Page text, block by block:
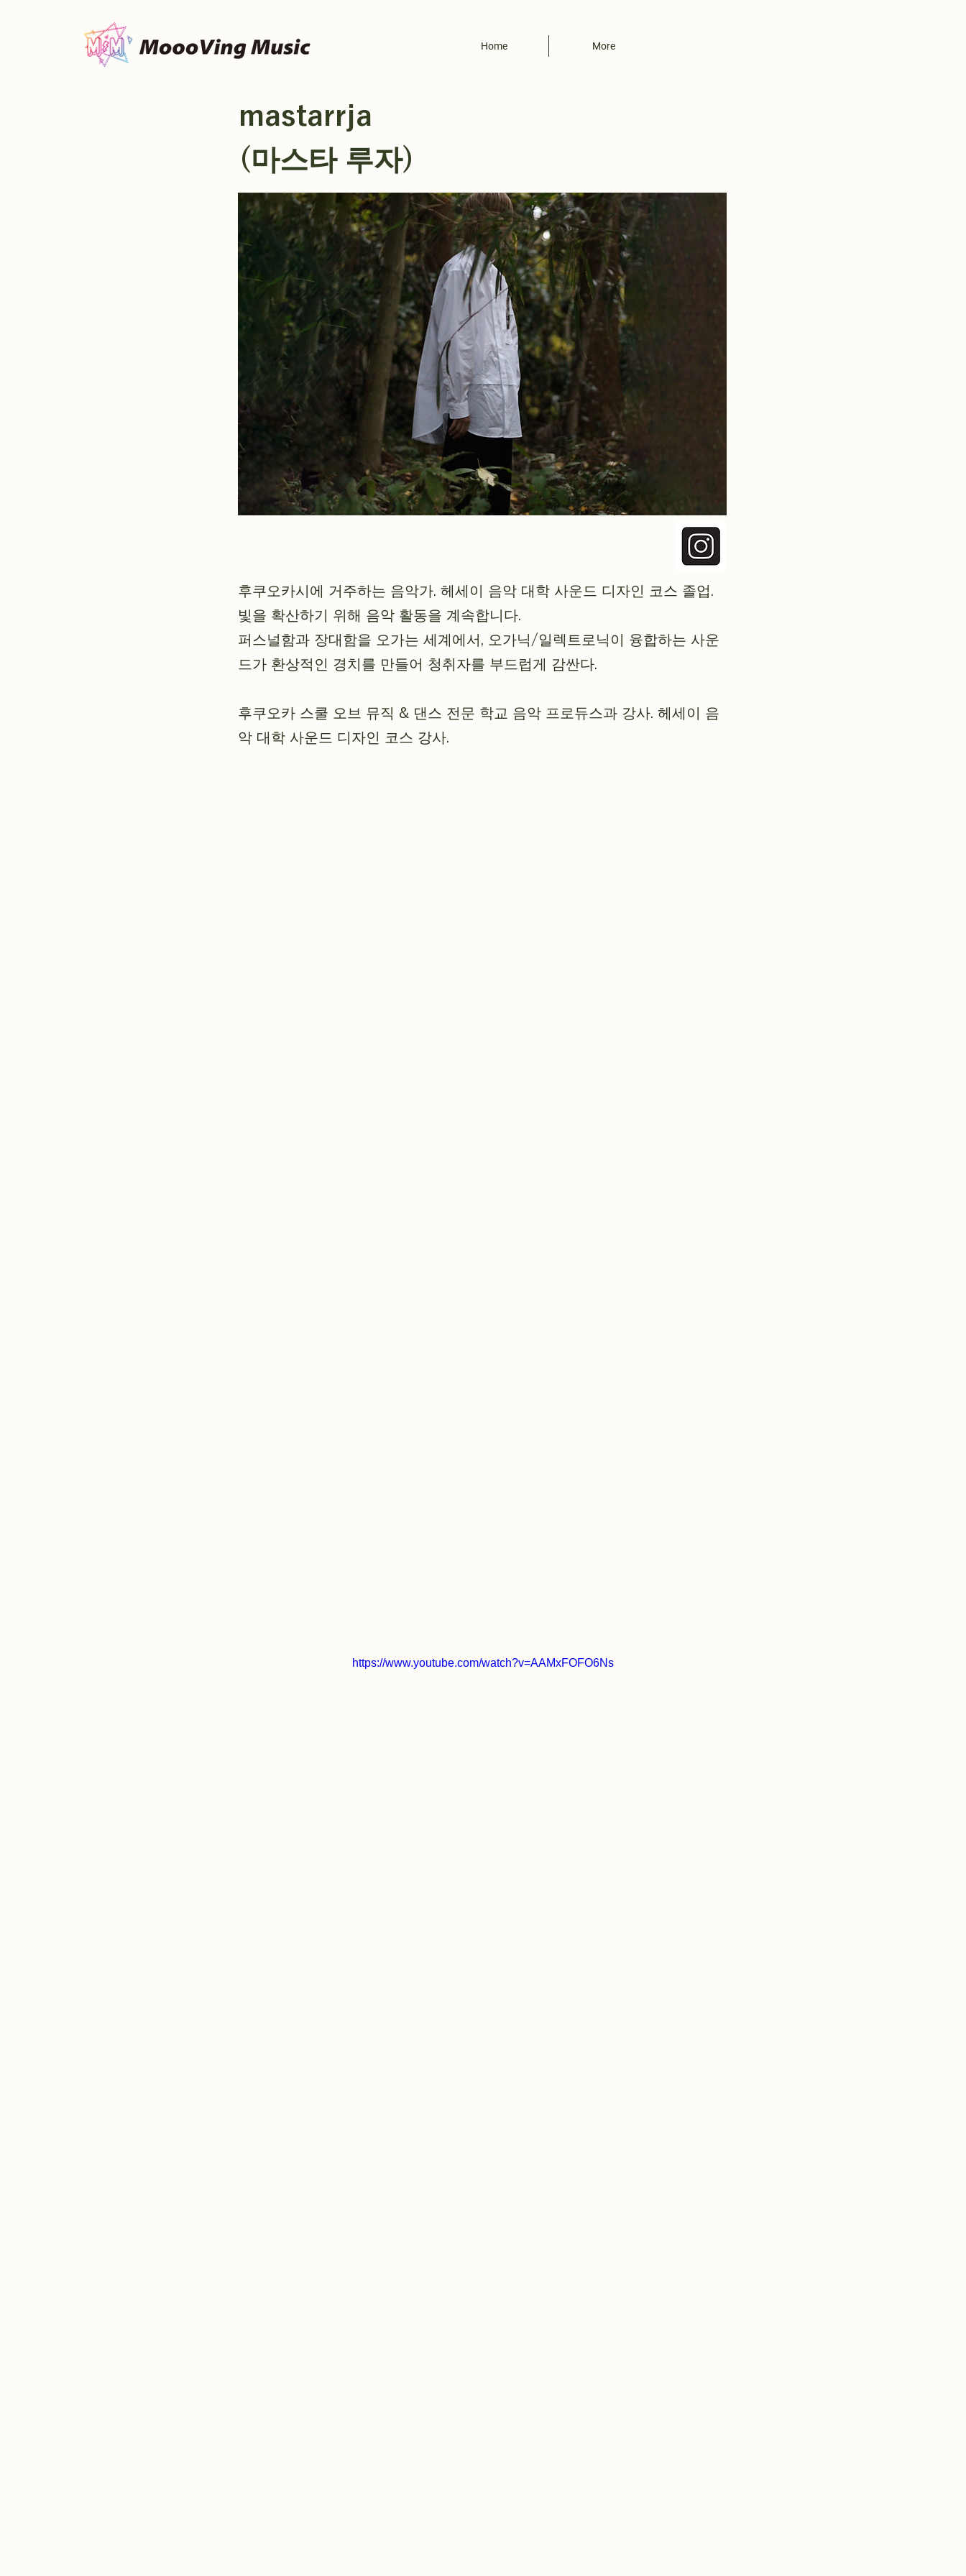
Home More
mastarrja
(마스타 루자)
후쿠오카시에 거주하는 음악가. 헤세이 음악 대학 사운드 디자인 코스 졸업.
빛을 확산하기 위해 음악 활동을 계속합니다.
퍼스널함과 장대함을 오가는 세계에서, 오가닉/일렉트로닉이 융합하는 사운
드가 환상적인 경치를 만들어 청취자를 부드럽게 감싼다.
후쿠오카 스쿨 오브 뮤직 & 댄스 전문 학교 음악 프로듀스과 강사. 헤세이 음
악 대학 사운드 디자인 코스 강사.
https://www.youtube.com/watch?v=AAMxFOFO6Ns